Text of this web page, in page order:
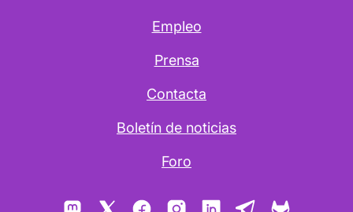
Empleo
Prensa
Contacta
Boletín de noticias
Foro
Mastodon FacebookInstagramLinkedInTelegram